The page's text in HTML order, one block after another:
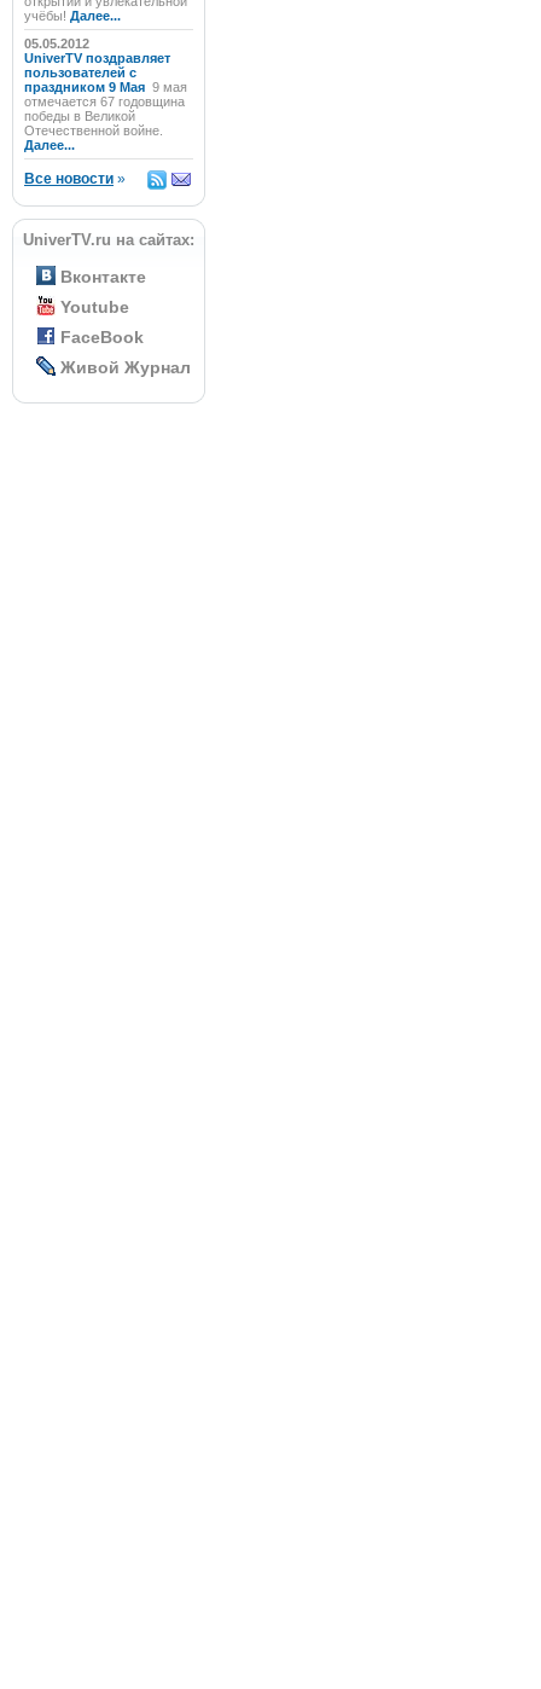
учёбы! Далее...
05.05.2012
UniverTV поздравляет
пользователей с
праздником 9 Мая 9 мая
отмечается 67 годовщина
победы в Великой
Отечественной войне.
Далее...
Все новости »
UniverTV.ru на сайтах:
Вконтакте
Youtube
FaceBook
Живой Журнал